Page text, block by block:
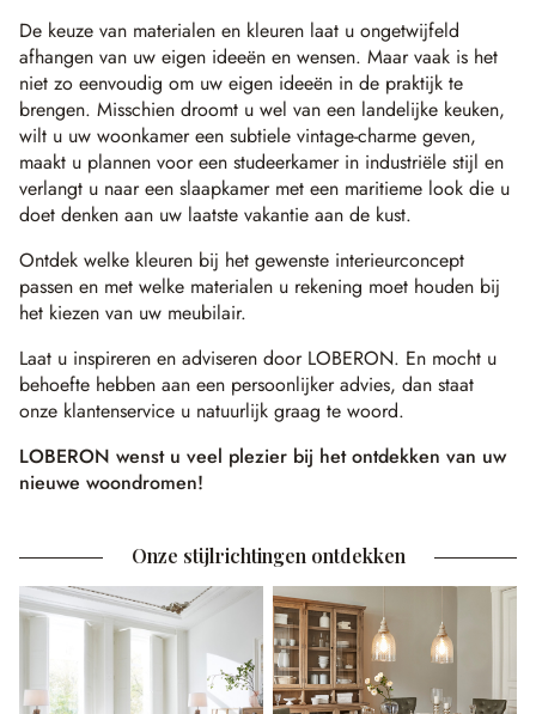
De keuze van materialen en kleuren laat u ongetwijfeld
afhangen van uw eigen ideeën en wensen. Maar vaak is het
niet zo eenvoudig om uw eigen ideeën in de praktijk te
brengen. Misschien droomt u wel van een landelijke keuken,
wilt u uw woonkamer een subtiele vintage-charme geven,
maakt u plannen voor een studeerkamer in industriële stijl en
verlangt u naar een slaapkamer met een maritieme look die u
doet denken aan uw laatste vakantie aan de kust.
Ontdek welke kleuren bij het gewenste interieurconcept
passen en met welke materialen u rekening moet houden bij
het kiezen van uw meubilair.
Laat u inspireren en adviseren door LOBERON. En mocht u
behoefte hebben aan een persoonlijker advies, dan staat
onze klantenservice u natuurlijk graag te woord.
LOBERON wenst u veel plezier bij het ontdekken van uw
nieuwe woondromen!
Onze stijlrichtingen ontdekken